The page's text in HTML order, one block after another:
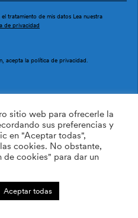
1
tratamiento de mis datos Lea nuestra
de privacidad
acepta la política de privacidad
sitio web para ofrecerle la
sus preferencias y
en "Aceptar todas",
cookies. No obstante,
cookies" para dar un
Aceptar todas